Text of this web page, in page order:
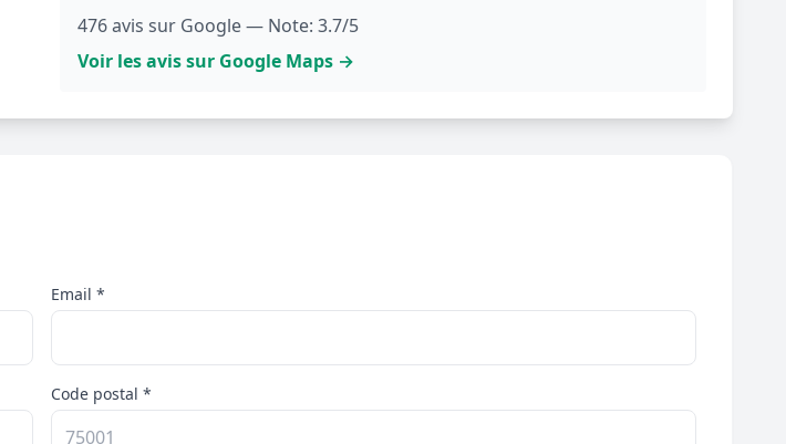
476 avis sur Google — Note: 3.7/5
Voir les avis sur Google Maps →
Email *
Code postal *